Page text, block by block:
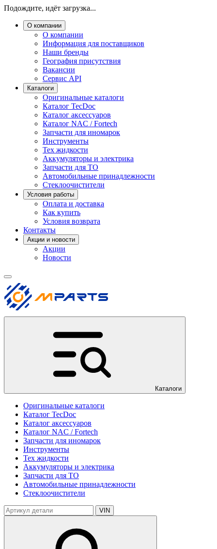
Подождите, идёт загрузка...
О компании
О компании
Информация для поставщиков
Наши бренды
География присутствия
Вакансии
Сервис API
Каталоги
Оригинальные каталоги
Каталог TecDoc
Каталог аксессуаров
Каталог NAC / Fortech
Запчасти для иномарок
Инструменты
Тех жидкости
Аккумуляторы и электрика
Запчасти для ТО
Автомобильные принадлежности
Стеклоочистители
Условия работы
Оплата и доставка
Как купить
Условия возврата
Контакты
Акции и новости
Акции
Новости
Каталоги
Оригинальные каталоги
Каталог TecDoc
Каталог аксессуаров
Каталог NAC / Fortech
Запчасти для иномарок
Инструменты
Тех жидкости
Аккумуляторы и электрика
Запчасти для ТО
Автомобильные принадлежности
Стеклоочистители
VIN